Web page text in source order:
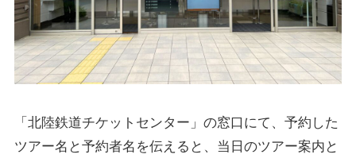
「北陸鉄道チケットセンター」の窓口にて、予約した
ツアー名と予約者名を伝えると、当日のツアー案内と